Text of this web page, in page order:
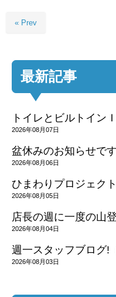
« Prev
最新記事
トイレとビルトイン
2026年08月07日
盆休みのお知らせです
2026年08月06日
ひまわりプロジェク
2026年08月05日
店長の週に一度の山
2026年08月04日
週一スタッフブログ!
2026年08月03日